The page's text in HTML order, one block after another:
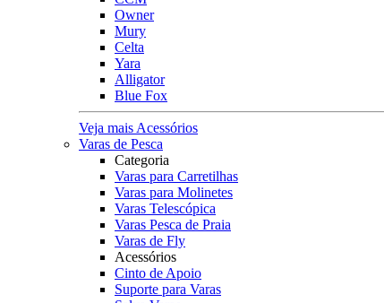
Owner
Mury
Celta
Yara
Alligator
Blue Fox
Veja mais Acessórios
Varas de Pesca
Categoria
Varas para Carretilhas
Varas para Molinetes
Varas Telescópica
Varas Pesca de Praia
Varas de Fly
Acessórios
Cinto de Apoio
Suporte para Varas